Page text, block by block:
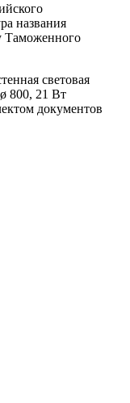
названия
Таможенного
световая
800, 21 Вт
документов